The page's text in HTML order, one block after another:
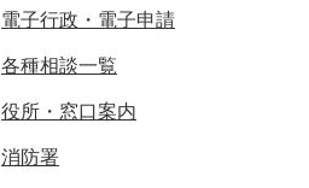
電子行政・電子申請
各種相談一覧
役所・窓口案内
消防署